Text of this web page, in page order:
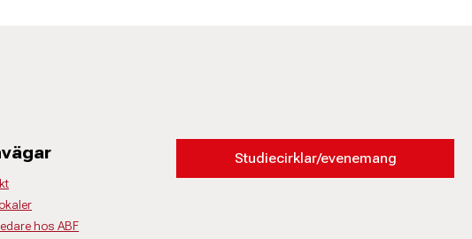
hos ABF
Studiecirklar/evenemang